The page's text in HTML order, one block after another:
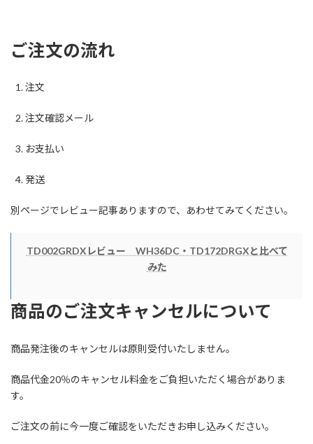
ご注文の流れ
注文
注文確認メール
お支払い
発送
別ページでレビュー記事ありますので、あわせてみてください。
TD002GRDXレビュー WH36DC・TD172DRGXと比べて
みた
商品のご注文キャンセルについて
商品発注後のキャンセルは原則受付いたしません。
商品代金20％のキャンセル料金をご負担いただく場合がありま
す。
ご注文の前に今一度ご確認をいただきお申し込みください。